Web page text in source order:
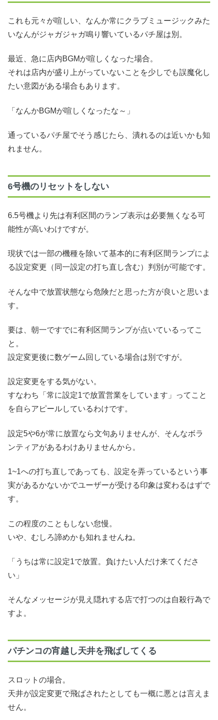
これも元々が喧しい、なんか常にクラブミュージックみた
いなんがジャガジャガ鳴り響いているパチ屋は別。
最近、急に店内BGMが喧しくなった場合。
それは店内が盛り上がっていないことを少しでも誤魔化し
たい意図がある場合もあります。
「なんかBGMが喧しくなったな～」
通っているパチ屋でそう感じたら、潰れるのは近いかも知
れません。
6号機のリセットをしない
6.5号機より先は有利区間のランプ表示は必要無くなる可
能性が高いわけですが。
現状では一部の機種を除いて基本的に有利区間ランプによ
る設定変更（同一設定の打ち直し含む）判別が可能です。
そんな中で放置状態なら危険だと思った方が良いと思いま
す。
要は、朝一ですでに有利区間ランプが点いているってこ
と。
設定変更後に数ゲーム回している場合は別ですが。
設定変更をする気がない。
すなわち「常に設定1で放置営業をしています」ってこと
を自らアピールしているわけです。
設定5や6が常に放置なら文句ありませんが、そんなボラ
ンティアがあるわけありませんから。
1~1への打ち直しであっても、設定を弄っているという事
実があるかないかでユーザーが受ける印象は変わるはずで
す。
この程度のこともしない怠慢。
いや、むしろ諦めかも知れませんね。
「うちは常に設定1で放置。負けたい人だけ来てくださ
い」
そんなメッセージが見え隠れする店で打つのは自殺行為で
すよ。
パチンコの宵越し天井を飛ばしてくる
スロットの場合。
天井が設定変更で飛ばされたとしても一概に悪とは言えま
せん。